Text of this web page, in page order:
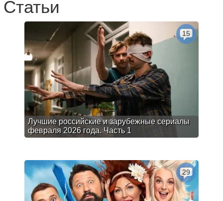
Статьи
Лучшие российские и зарубежные сериалы
февраля 2026 года. Часть 1
15
29